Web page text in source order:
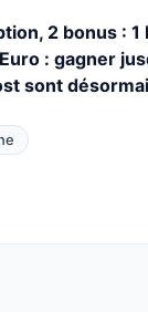
2 bonus :
: gagner
sont